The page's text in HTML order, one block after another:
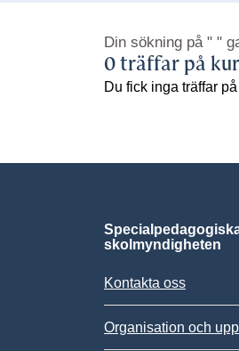
Din sökning på " "
0 träffar på
Du fick inga träffar
skolmyndigheten
Kontakta oss
Organisation och